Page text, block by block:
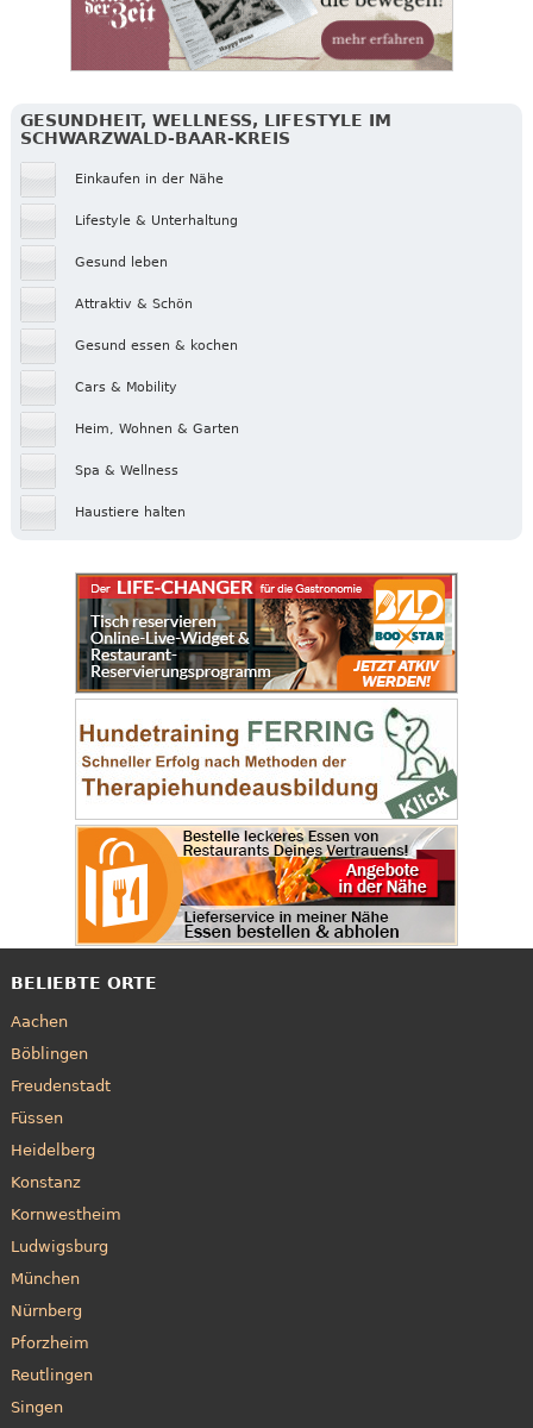
GESUNDHEIT, WELLNESS, LIFESTYLE IM
SCHWARZWALD-BAAR-KREIS
Einkaufen in der Nähe
Lifestyle & Unterhaltung
Gesund leben
Attraktiv & Schön
Gesund essen & kochen
Cars & Mobility
Heim, Wohnen & Garten
Spa & Wellness
Haustiere halten
BELIEBTE ORTE
Aachen
Böblingen
Freudenstadt
Füssen
Heidelberg
Konstanz
Kornwestheim
Ludwigsburg
München
Nürnberg
Pforzheim
Reutlingen
Singen